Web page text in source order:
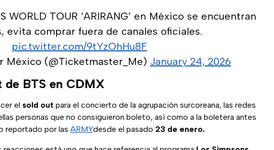
WORLD TOUR ‘ARIRANG’ en México se encuentran
evita comprar fuera de canales oficiales.
pic.twitter.com/9tYzOhHu8F
México (@Ticketmaster_Me) January 24, 2026
de BTS en CDMX
el sold out para el concierto de la agrupación surcoreana, las redes
personas que no consiguieron boleto, así como a la boletera antes
reportado por las ARMYdesde el pasado 23 de enero.